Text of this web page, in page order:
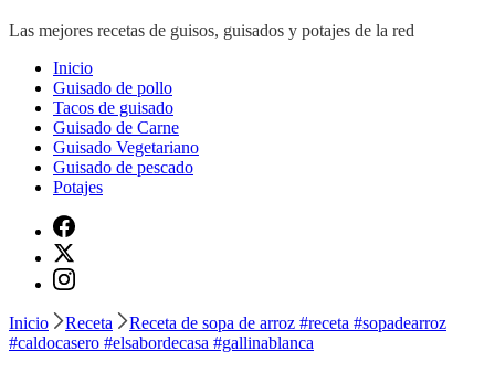
Las mejores recetas de guisos, guisados y potajes de la red
Inicio
Guisado de pollo
Tacos de guisado
Guisado de Carne
Guisado Vegetariano
Guisado de pescado
Potajes
Inicio Receta
Receta de sopa de arroz #receta #sopadearroz
#caldocasero #elsabordecasa #gallinablanca